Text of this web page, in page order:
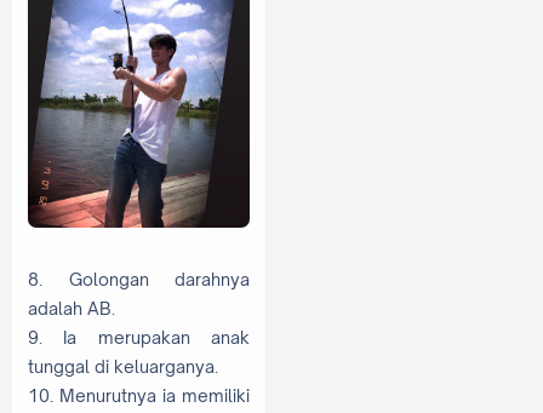
8. Golongan darahnya
adalah AB.
9. Ia merupakan anak
tunggal di keluarganya.
10. Menurutnya ia memiliki